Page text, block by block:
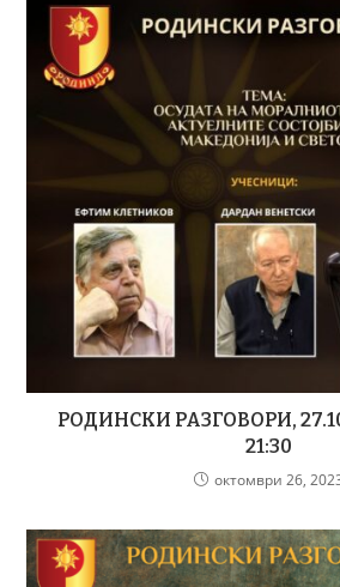
РОДИНСКИ РАЗГОВОРИ,
21:30
октомври 26,